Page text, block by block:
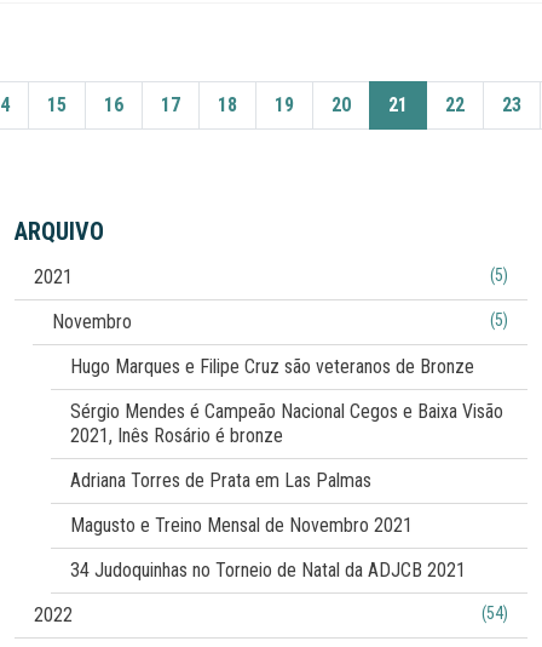
15 16 17 18 19 20 21 22 23
ARQUIVO
2021 (5)
Novembro (5)
Hugo Marques e Filipe Cruz são veteranos de Bronze
Sérgio Mendes é Campeão Nacional Cegos e Baixa Visão
2021, Inês Rosário é bronze
Adriana Torres de Prata em Las Palmas
Magusto e Treino Mensal de Novembro 2021
34 Judoquinhas no Torneio de Natal da ADJCB 2021
2022
(54)